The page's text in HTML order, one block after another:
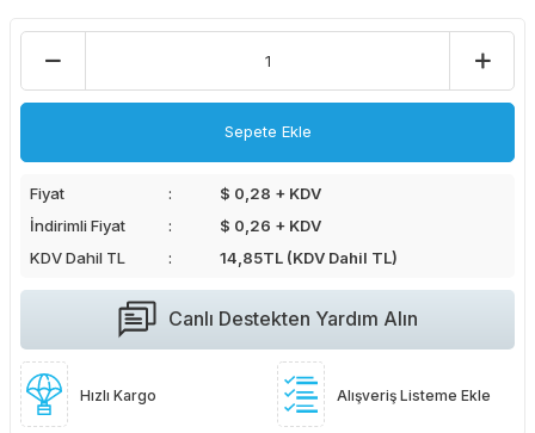
Sepete Ekle
Fiyat
$ 0,28 + KDV
İndirimli Fiyat
$ 0,26 + KDV
KDV Dahil TL
14,85TL (KDV Dahil TL)
Canlı Destekten Yardım Alın
Hızlı Kargo Alışveriş Listeme Ekle